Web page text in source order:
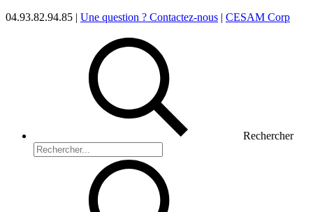
04.93.82.94.85 | Une question ? Contactez-nous | CESAM Corp
Rechercher